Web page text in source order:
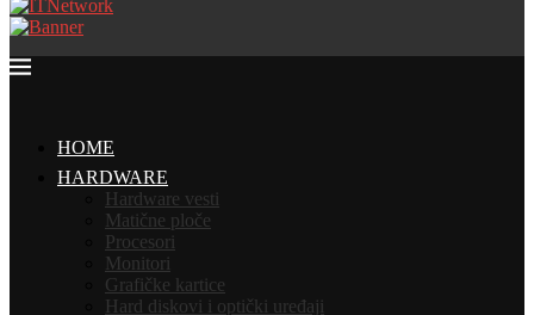
HOME
HARDWARE
Hardware vesti
Matične ploče
Procesori
Monitori
Grafičke kartice
Hard diskovi i optički uređaji